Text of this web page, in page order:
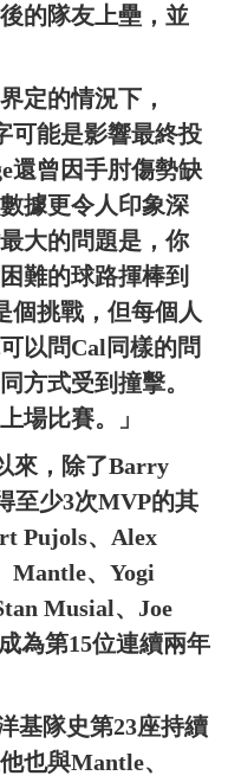
的隊友上壘，並
定的情況下，
可能是影響最終投
還曾因手肘傷勢缺
據更令人印象深
大的問題是，你
難的球路揮棒到
個挑戰，但每個人
以問Cal同樣的問
方式受到撞擊。
場比賽。」
來，除了Barry
至少3次MVP的其
Pujols、Alex
Mantle、Yogi
Musial、Joe
為第15位連續兩年
基隊史第23座持續
也與Mantle、